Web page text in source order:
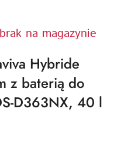
na magazynie
Hybride
z baterią do
D363NX, 40 l